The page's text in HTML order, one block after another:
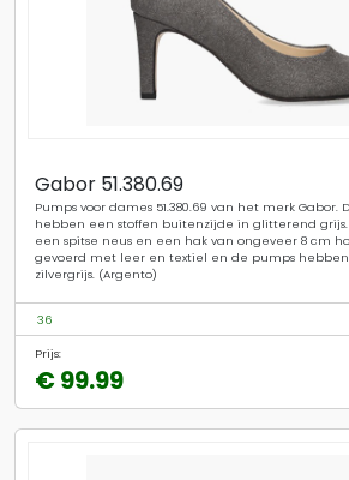
Gabor 51.380.69
Pumps voor dames 51.380.69 van het merk
hebben een stoffen buitenzijde in glitterend
een spitse neus en een hak van ongeveer 8 cm
gevoerd met leer en textiel en de pumps hebben
zilvergrijs. (Argento)
36
Prijs:
€ 99.99